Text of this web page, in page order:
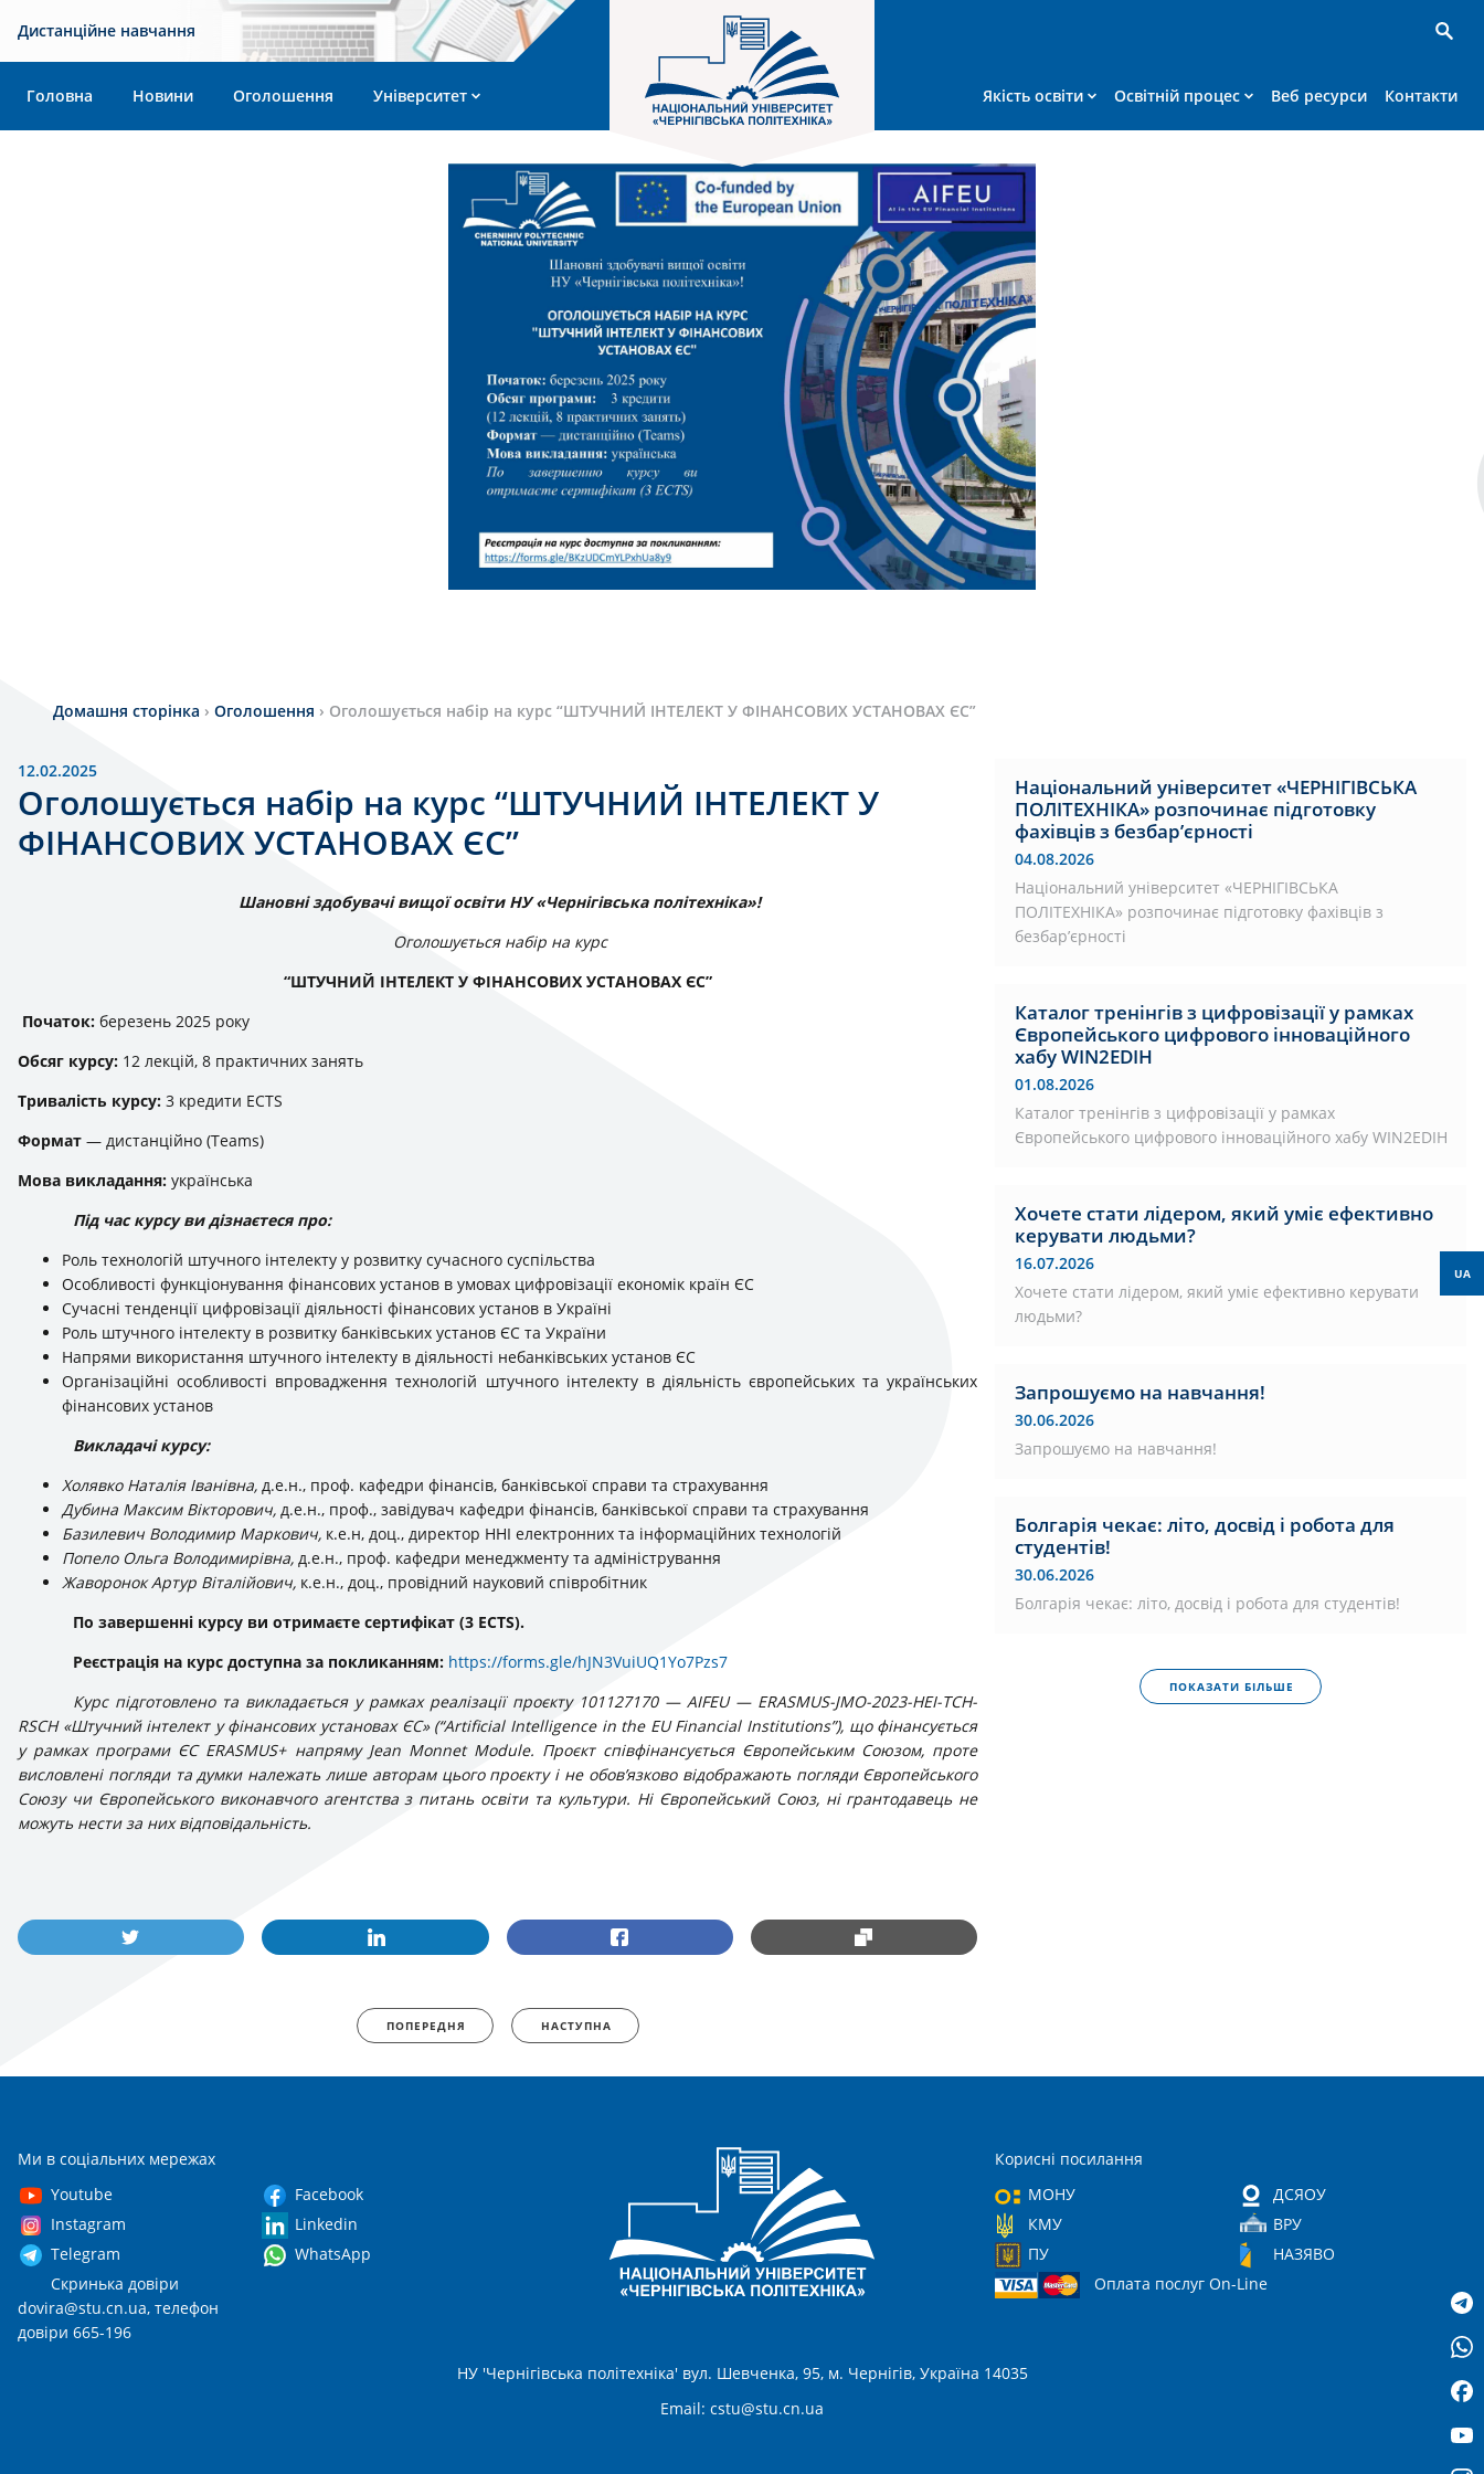
Дистанційне навчання
Головна Новини Оголошення Університет Якість освіти Освітній процес Веб ресурси Контакти
Домашня сторінка › Оголошення › Оголошується набір на курс “ШТУЧНИЙ ІНТЕЛЕКТ У ФІНАНСОВИХ УСТАНОВАХ ЄС”
12.02.2025
Оголошується набір на курс “ШТУЧНИЙ ІНТЕЛЕКТ У
ФІНАНСОВИХ УСТАНОВАХ ЄС”
Шановні здобувачі вищої освіти НУ «Чернігівська політехніка»!
Оголошується набір на курс
“ШТУЧНИЙ ІНТЕЛЕКТ У ФІНАНСОВИХ УСТАНОВАХ ЄС”
Початок: березень 2025 року
Обсяг курсу: 12 лекцій, 8 практичних занять
Тривалість курсу: 3 кредити ECTS
Формат — дистанційно (Teams)
Мова викладання: українська
Під час курсу ви дізнаєтеся про:
Роль технологій штучного інтелекту у розвитку сучасного суспільства
Особливості функціонування фінансових установ в умовах цифровізації економік країн ЄС
Сучасні тенденції цифровізації діяльності фінансових установ в Україні
Роль штучного інтелекту в розвитку банківських установ ЄС та України
Напрями використання штучного інтелекту в діяльності небанківських установ ЄС
Організаційні особливості впровадження технологій штучного інтелекту в діяльність європейських та українських
фінансових установ
Викладачі курсу:
Холявко Наталія Іванівна, д.е.н., проф. кафедри фінансів, банківської справи та страхування
Дубина Максим Вікторович, д.е.н., проф., завідувач кафедри фінансів, банківської справи та страхування
Базилевич Володимир Маркович, к.е.н, доц., директор ННІ електронних та інформаційних технологій
Попело Ольга Володимирівна, д.е.н., проф. кафедри менеджменту та адміністрування
Жаворонок Артур Віталійович, к.е.н., доц., провідний науковий співробітник
По завершенні курсу ви отримаєте сертифікат (3 ECTS).
Реєстрація на курс доступна за покликанням: https://forms.gle/hJN3VuiUQ1Yo7Pzs7
Курс підготовлено та викладається у рамках реалізації проєкту 101127170 — AIFEU — ERASMUS-JMO-2023-HEI-TCH-
RSCH «Штучний інтелект у фінансових установах ЄС» (“Artificial Intelligence in the EU Financial Institutions”), що фінансується
у рамках програми ЄС ERASMUS+ напряму Jean Monnet Module. Проєкт співфінансується Європейським Союзом, проте
висловлені погляди та думки належать лише авторам цього проєкту і не обов’язково відображають погляди Європейського
Союзу чи Європейського виконавчого агентства з питань освіти та культури. Ні Європейський Союз, ні грантодавець не
можуть нести за них відповідальність.
ПОПЕРЕДНЯ НАСТУПНА
Національний університет «ЧЕРНІГІВСЬКА
ПОЛІТЕХНІКА» розпочинає підготовку
фахівців з безбар’єрності
04.08.2026
Національний університет «ЧЕРНІГІВСЬКА
ПОЛІТЕХНІКА» розпочинає підготовку фахівців з
безбар’єрності
Каталог тренінгів з цифровізації у рамках
Європейського цифрового інноваційного
хабу WIN2EDIH
01.08.2026
Каталог тренінгів з цифровізації у рамках
Європейського цифрового інноваційного хабу WIN2EDIH
Хочете стати лідером, який уміє ефективно
керувати людьми?
16.07.2026
Хочете стати лідером, який уміє ефективно керувати
людьми?
Запрошуємо на навчання!
30.06.2026
Запрошуємо на навчання!
Болгарія чекає: літо, досвід і робота для
студентів!
30.06.2026
Болгарія чекає: літо, досвід і робота для студентів!
ПОКАЗАТИ БІЛЬШЕ
Ми в соціальних мережах
Youtube
Facebook
Instagram
Linkedin
Telegram
WhatsApp
Скринька довіри
dovira@stu.cn.ua, телефон
довіри 665-196
Корисні посилання
МОНУ
ДСЯОУ
КМУ
ВРУ
ПУ
НАЗЯВО
Оплата послуг On-Line
НУ 'Чернігівська політехніка' вул. Шевченка, 95, м. Чернігів, Україна 14035
Email: cstu@stu.cn.ua
UA